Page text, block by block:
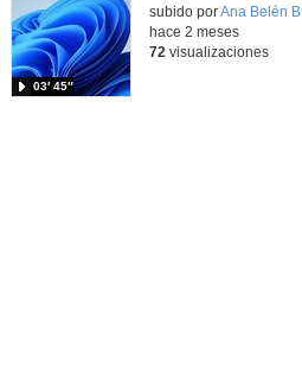
Contenido educativo.
subido porAna Belén B.
03′ 45″
hace 2 meses
72 visualizaciones